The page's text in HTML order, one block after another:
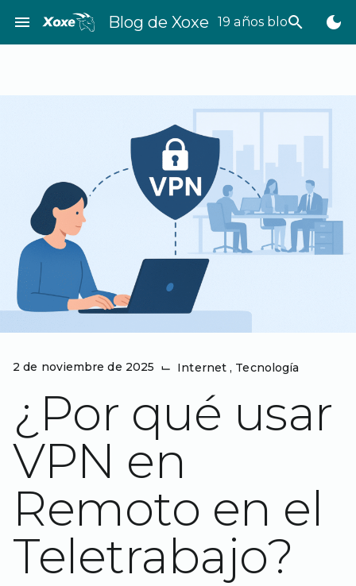
contenido
menu Blog de Xoxe 19 años bloggeando
search dark_mode
2 de noviembre de 2025 ⌙ Internet, Tecnología
¿Por qué usar
VPN en
Remoto en el
Teletrabajo?